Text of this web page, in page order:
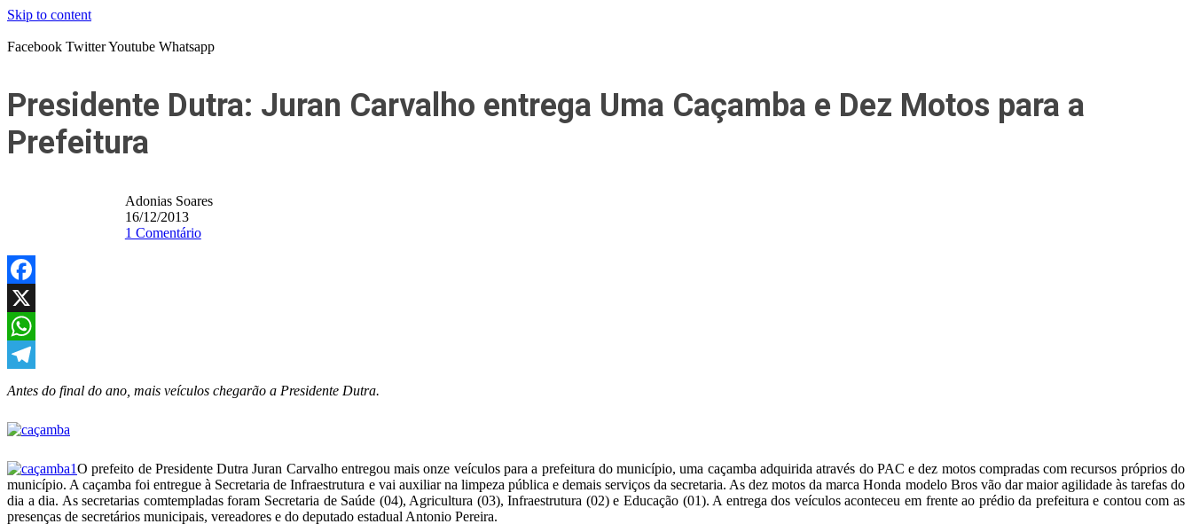
Skip to content
Facebook TwitterYoutube Whatsapp
Presidente Dutra: Juran Carvalho entrega Uma Caçamba e Dez Motos para a
Prefeitura
Adonias Soares
16/12/2013
1 Comentário
Facebook
X
WhatsApp
Telegram
Antes do final do ano, mais veículos chegarão a Presidente Dutra.
O prefeito de Presidente Dutra Juran Carvalho entregou mais onze veículos para a prefeitura do município, uma caçamba adquirida através do PAC e dez motos compradas com recursos próprios do
município. A caçamba foi entregue à Secretaria de Infraestrutura e vai auxiliar na limpeza pública e demais serviços da secretaria. As dez motos da marca Honda modelo Bros vão dar maior agilidade às tarefas do
dia a dia. As secretarias comtempladas foram Secretaria de Saúde (04), Agricultura (03), Infraestrutura (02) e Educação (01). A entrega dos veículos aconteceu em frente ao prédio da prefeitura e contou com as
presenças de secretários municipais, vereadores e do deputado estadual Antonio Pereira.